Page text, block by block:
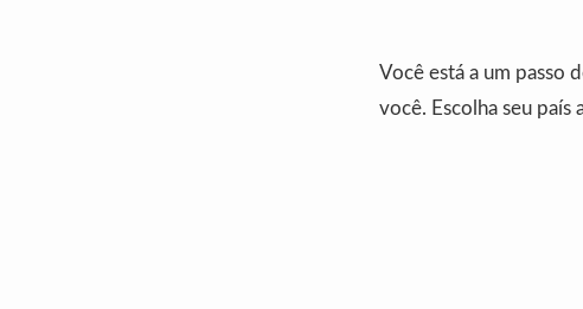
Você está a um passo
você. Escolha seu país